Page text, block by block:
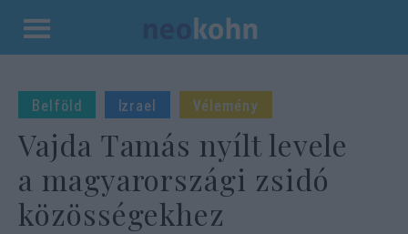
Kilépés
tartalomba
Belföld Izrael Vélemény
Vajda Tamás nyílt levele
a magyarországi zsidó
közösségekhez